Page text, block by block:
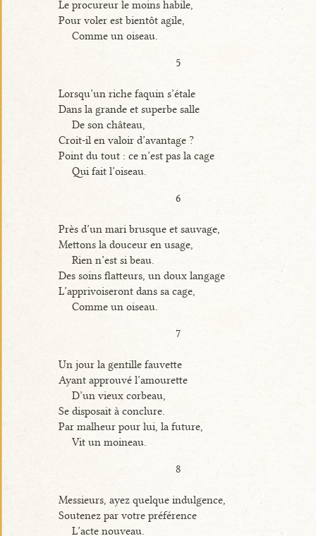
Le procureur le moins habile,
Pour voler est bientôt agile,
Comme un oiseau.
5
Lorsqu’un riche faquin s’étale
Dans la grande et superbe salle
De son château,
Croit-il en valoir d’avantage ?
Point du tout : ce n’est pas la cage
Qui fait l’oiseau.
6
Près d’un mari brusque et sauvage,
Mettons la douceur en usage,
Rien n’est si beau.
Des soins flatteurs, un doux langage
L’apprivoiseront dans sa cage,
Comme un oiseau.
7
Un jour la gentille fauvette
Ayant approuvé l’amourette
D’un vieux corbeau,
Se disposait à conclure.
Par malheur pour lui, la future,
Vit un moineau.
8
Messieurs, ayez quelque indulgence,
Soutenez par votre préférence
L’acte nouveau.